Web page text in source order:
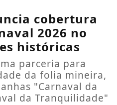
cobertura
2026 no
históricas
parceria para
da folia mineira,
"Carnaval da
da Tranquilidade"